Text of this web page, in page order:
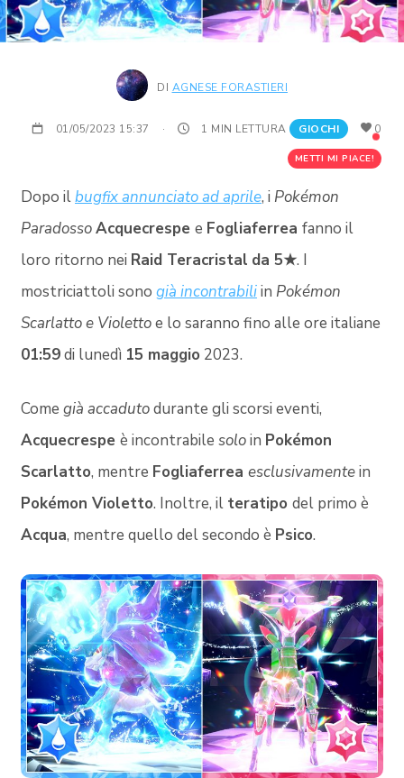
DI AGNESE FORASTIERI
01/05/2023 15:37 · 1 MIN LETTURA GIOCHI
METTI MI PIACE!
0
Dopo ilbugfix annunciato ad aprile, i Pokémon
ParadossoAcquecrespe e Fogliaferrea fanno il
loro ritorno nei Raid Teracristal da 5★. I
mostriciattoli sono già incontrabiliin Pokémon
Scarlatto e Violettoe lo saranno fino alle ore italiane
01:59di lunedì 15 maggio 2023.
Come già accadutodurante gli scorsi eventi,
Acquecrespe è incontrabile soloin Pokémon
Scarlatto, mentre Fogliaferrea esclusivamentein
Pokémon Violetto. Inoltre, il teratipo del primo è
Acqua, mentre quello del secondo è Psico.